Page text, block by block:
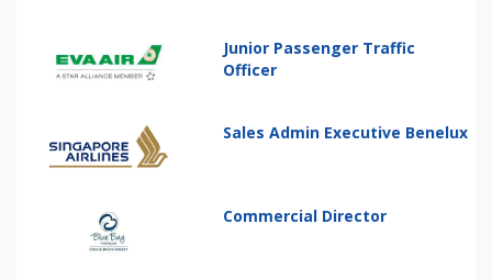
Junior Passenger Traffic
Officer
Sales Admin Executive Benelux
Commercial Director